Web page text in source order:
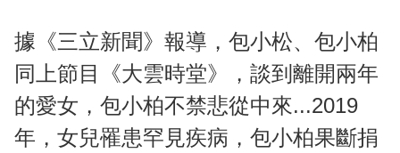
據《三立新聞》報導，包小松、包小柏
同上節目《大雲時堂》，談到離開兩年
的愛女，包小柏不禁悲從中來...2019
年，女兒罹患罕見疾病，包小柏果斷捐